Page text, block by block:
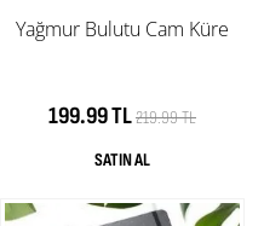
Yağmur Bulutu Cam Küre
199.99 TL219.99 TL